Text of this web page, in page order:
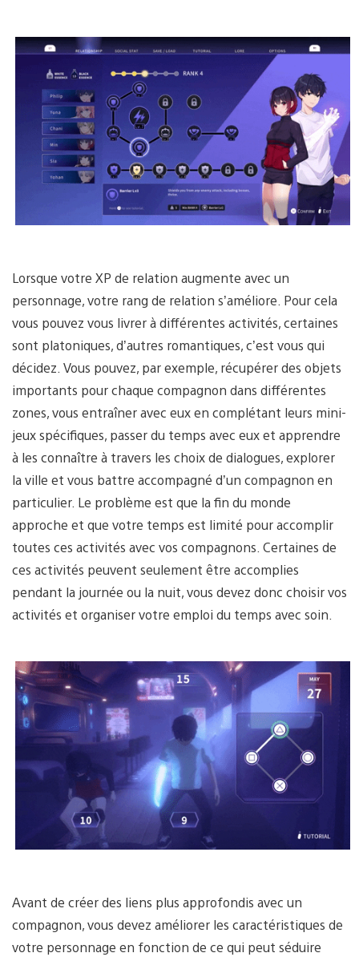
Lorsque votre XP de relation augmente avec un
personnage, votre rang de relation s’améliore. Pour cela
vous pouvez vous livrer à différentes activités, certaines
sont platoniques, d’autres romantiques, c’est vous qui
décidez. Vous pouvez, par exemple, récupérer des objets
importants pour chaque compagnon dans différentes
zones, vous entraîner avec eux en complétant leurs mini-
jeux spécifiques, passer du temps avec eux et apprendre
à les connaître à travers les choix de dialogues, explorer
la ville et vous battre accompagné d’un compagnon en
particulier. Le problème est que la fin du monde
approche et que votre temps est limité pour accomplir
toutes ces activités avec vos compagnons. Certaines de
ces activités peuvent seulement être accomplies
pendant la journée ou la nuit, vous devez donc choisir vos
activités et organiser votre emploi du temps avec soin.
Avant de créer des liens plus approfondis avec un
compagnon, vous devez améliorer les caractéristiques de
votre personnage en fonction de ce qui peut séduire